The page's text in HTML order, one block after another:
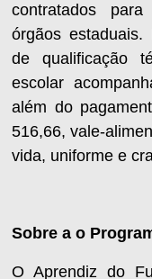
contratados
órgãos
de qualificação
escolar
além do
516,66, vale-
vida, uniforme e
Sobre a o
O Aprendiz do